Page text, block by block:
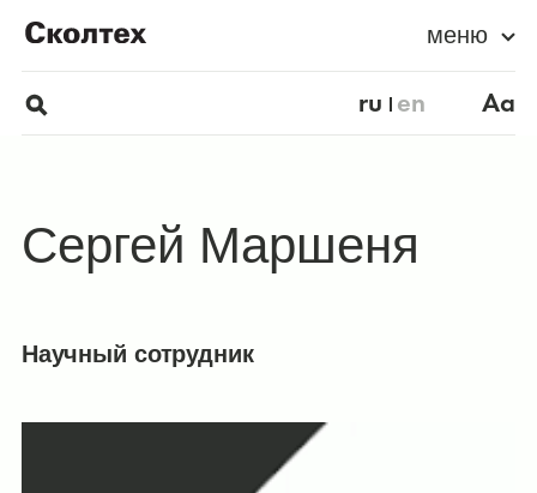
меню
ru en Aa
Сергей Маршеня
Научный сотрудник